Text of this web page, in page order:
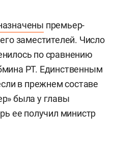
премьер-
заместителей. Число
по сравнению
РТ. Единственным
в прежнем составе
была у главы
ее получил министр